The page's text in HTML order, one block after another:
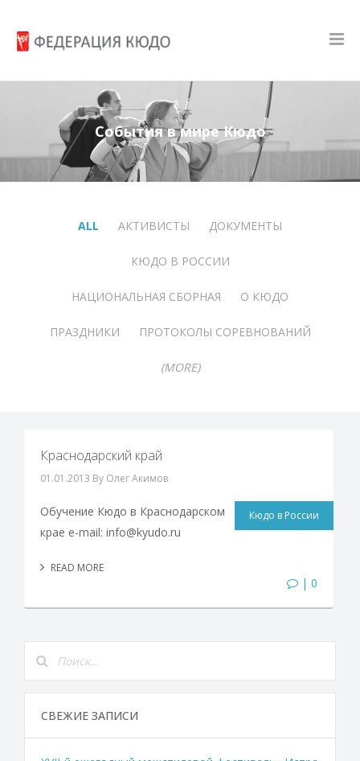
События в мире Кюдо
ALL АКТИВИСТЫ ДОКУМЕНТЫ
КЮДО В РОССИИ
НАЦИОНАЛЬНАЯ СБОРНАЯ О КЮДО
ПРАЗДНИКИ ПРОТОКОЛЫ СОРЕВНОВАНИЙ
(MORE)
Краснодарский край
01.01.2013 By Олег Акимов
Кюдо в России
Обучение Кюдо в Краснодарском
крае e-mail: info@kyudo.ru
READ MORE
| 0
СВЕЖИЕ ЗАПИСИ